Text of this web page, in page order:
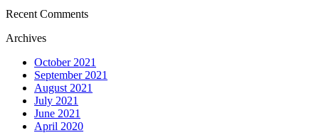
Recent Comments
Archives
October 2021
September 2021
August 2021
July 2021
June 2021
April 2020